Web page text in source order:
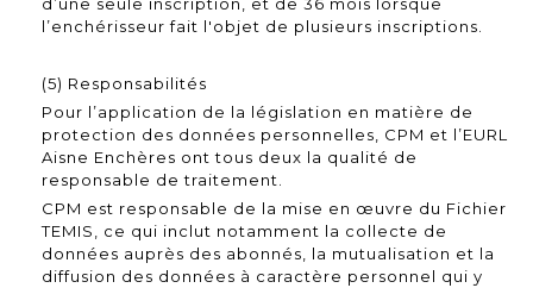
d’une seule inscription, et de 36 mois lorsque
l’enchérisseur fait l'objet de plusieurs inscriptions.
(5) Responsabilités
Pour l’application de la législation en matière de
protection des données personnelles, CPM et l’EURL
Aisne Enchères ont tous deux la qualité de
responsable de traitement.
CPM est responsable de la mise en œuvre du Fichier
TEMIS, ce qui inclut notamment la collecte de
données auprès des abonnés, la mutualisation et la
diffusion des données à caractère personnel qui y